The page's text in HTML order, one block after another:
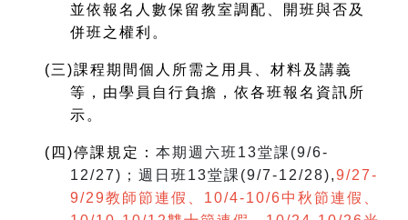
並依報名人數保留教室調配、開班與否及
併班之權利。
(三)課程期間個人所需之用具、材料及講義
等，由學員自行負擔，依各班報名資訊所
示。
( 四)停課規定： 本期週六班13堂課(9/6-
12/27)；週日班13堂課(9/7-12/28),9/27-
9/29教師節連假、10/4-10/6中秋節連假、